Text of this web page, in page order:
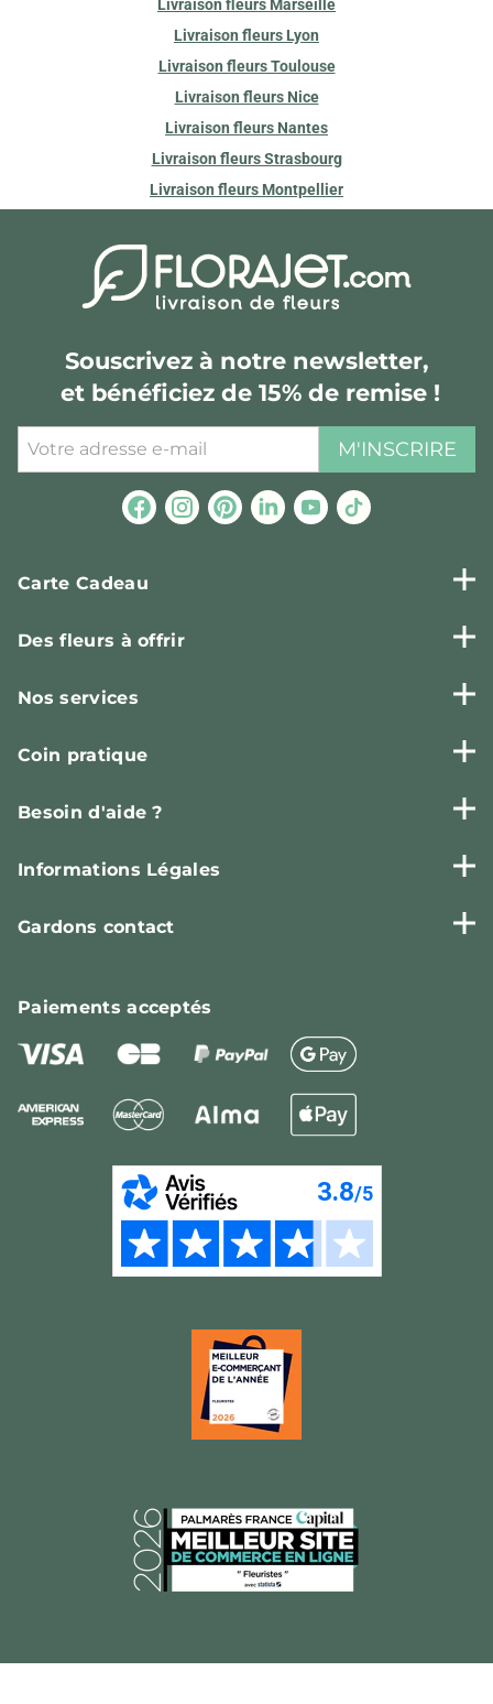
Livraison fleurs Marseille
Livraison fleurs Lyon
Livraison fleurs Toulouse
Livraison fleurs Nice
Livraison fleurs Nantes
Livraison fleurs Strasbourg
Livraison fleurs Montpellier
Souscrivez à notre newsletter,
et bénéficiez de 15% de remise !
M'INSCRIRE
Carte Cadeau
Des fleurs à offrir
Nos services
Coin pratique
Besoin d'aide ?
Informations Légales
Gardons contact
Paiementsacceptés